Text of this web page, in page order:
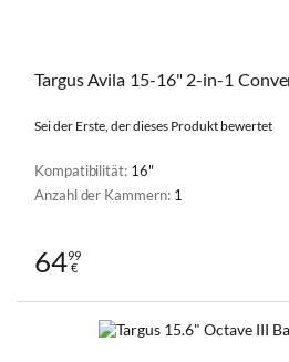
Targus Avila 15-16" 2-in-1
Sei der Erste, der dieses Produkt bewertet
Kompatibilität: 16"
Anzahl der Kammern: 1
6499
€